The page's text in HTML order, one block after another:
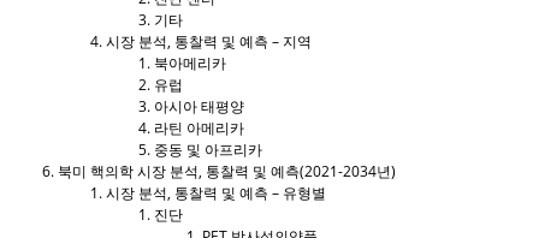
기타
시장 분석, 통찰력 및 예측 – 지역
북아메리카
유럽
아시아 태평양
라틴 아메리카
중동 및 아프리카
북미 핵의학 시장 분석, 통찰력 및 예측(2021-2034년)
시장 분석, 통찰력 및 예측 – 유형별
진단